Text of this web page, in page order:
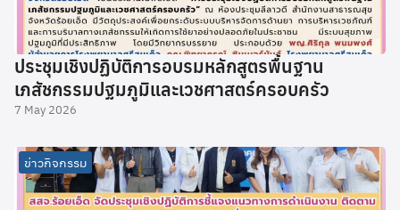
ประชุมเชิงปฏิบัติการอบรมหลักสูตรพื้นฐาน
เภสัชกรรมปฐมภูมิและเวชศาสตร์ครอบครัว
7 May 2026
ข่าวกิจกรรม